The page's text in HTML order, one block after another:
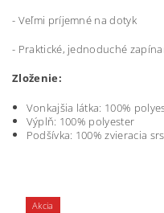
- Veľmi príjemné na dotyk
- Praktické, jednoduché
Zloženie:
Vonkajšia látka: 100%
Výplň: 100% polyester
Podšívka: 100% zvieracia
Akcia